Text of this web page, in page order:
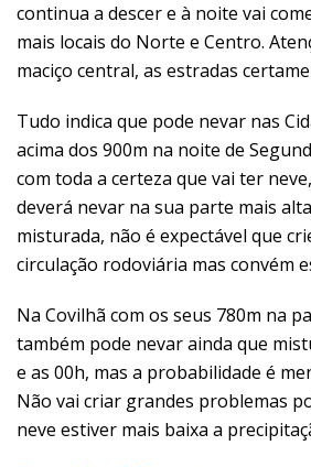
continua a descer e à noite vai
mais locais do Norte e Centro.
maciço central, as estradas
Tudo indica que pode nevar nas
acima dos 900m na noite de
com toda a certeza que vai ter
deverá nevar na sua parte mais
misturada, não é expectável que
circulação rodoviária mas convém
Na Covilhã com os seus 780m na
também pode nevar ainda que
e as 00h, mas a probabilidade é
Não vai criar grandes problemas
neve estiver mais baixa a